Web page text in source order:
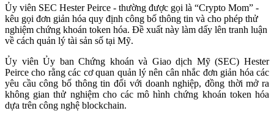
Ủy viên SEC Hester Peirce - thường được gọi là “Crypto Mom” -
kêu gọi đơn giản hóa quy định công bố thông tin và cho phép thử
nghiệm chứng khoán token hóa. Đề xuất này làm dấy lên tranh luận
về cách quản lý tài sản số tại Mỹ.
Ủy viên Ủy ban Chứng khoán và Giao dịch Mỹ (SEC) Hester
Peirce cho rằng các cơ quan quản lý nên cân nhắc đơn giản hóa các
yêu cầu công bố thông tin đối với doanh nghiệp, đồng thời mở ra
không gian thử nghiệm cho các mô hình chứng khoán token hóa
dựa trên công nghệ blockchain.